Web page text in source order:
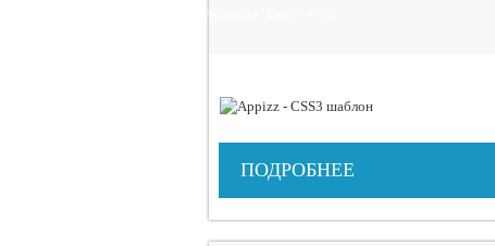
Универсал / Блоги / Фото
ПОДРОБНЕЕ